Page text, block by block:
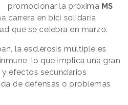
promocionar la próxima MS
carrera en bici solidaria
que se celebra en marzo.
la esclerosis múltiple es
lo que implica una gran
efectos secundarios
de defensas o problemas